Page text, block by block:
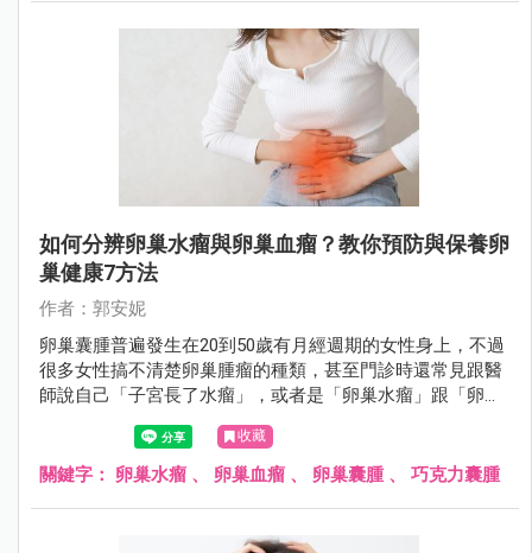
如何分辨卵巢水瘤與卵巢血瘤？教你預防與保養卵
巢健康7方法
作者：郭安妮
卵巢囊腫普遍發生在20到50歲有月經週期的女性身上，不過
很多女性搞不清楚卵巢腫瘤的種類，甚至門診時還常見跟醫
師說自己「子宮長了水瘤」，或者是「卵巢水瘤」跟「卵巢
血瘤」分不清楚，女性朋友應該要認識什麼是卵巢囊腫。
收藏
關鍵字： 卵巢水瘤 、 卵巢血瘤 、 卵巢囊腫、 巧克力囊腫